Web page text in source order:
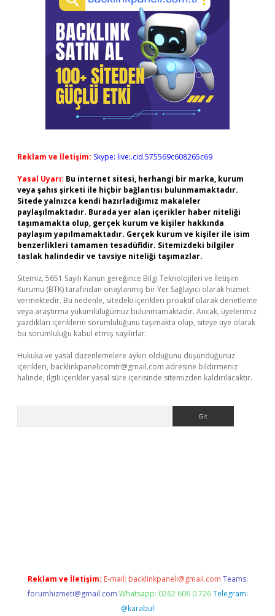
Reklam ve İletişim: Skype: live:.cid.575569c608265c69
Yasal Uyarı: Bu internet sitesi, herhangi bir marka, kurum
veya şahıs şirketi ile hiçbir bağlantısı bulunmamaktadır.
Sitede yalnızca kendi hazırladığımız makaleler
paylaşılmaktadır. Burada yer alan içerikler haber niteliği
taşımamakta olup, gerçek kurum ve kişiler hakkında
paylaşım yapılmamaktadır. Gerçek kurum ve kişiler ile isim
benzerlikleri tamamen tesadüfidir. Sitemizdeki bilgiler
taslak halindedir ve tavsiye niteliği taşımazlar.
Sitemiz, 5651 Sayılı Kanun gereğince Bilgi Teknolojileri ve İletişim
Kurumu (BTK) tarafından onaylanmış bir Yer Sağlayıcı olarak hizmet
vermektedir. Bu nedenle, sitedeki içerikleri proaktif olarak denetleme
veya araştırma yükümlülüğümüz bulunmamaktadır. Ancak, üyelerimiz
yazdıkları içeriklerin sorumluluğunu taşımakta olup, siteye üye olarak
bu sorumluluğu kabul etmiş sayılırlar.
Hukuka ve yasal düzenlemelere aykırı olduğunu düşündüğünüz
içerikleri, backlinkpanelicomtr@gmail.com adresine bildirmeniz
halinde, ilgili içerikler yasal süre içerisinde sitemizden kaldırılacaktır.
Reklam ve İletişim: E-mail: backlinkpaneli@gmail.com Teams:
forumhizmeti@gmail.com Whatsapp: 0262 606 0 726 Telegram:
@karabul